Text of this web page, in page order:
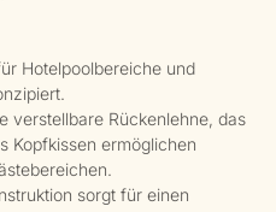
Hotelpoolbereiche und
verstellbare Rückenlehne, das
Kopfkissen ermöglichen
sorgt für einen